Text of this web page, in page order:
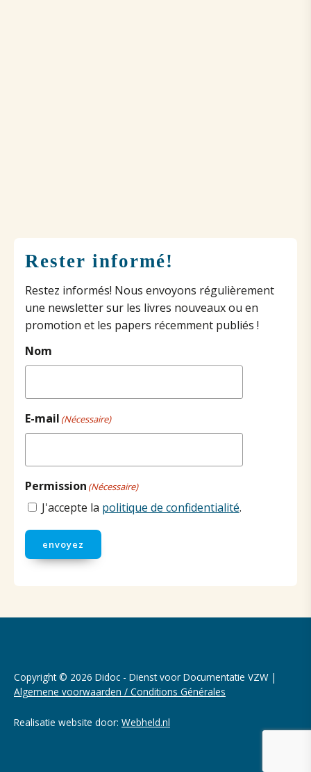
Rester informé!
Restez informés! Nous envoyons régulièrement
une newsletter sur les livres nouveaux ou en
promotion et les papers récemment publiés !
Nom
E-mail (Nécessaire)
Permission (Nécessaire)
J'accepte la politique de confidentialité.
envoyez
Copyright © 2026 Didoc - Dienst voor Documentatie VZW |
Algemene voorwaarden / Conditions Générales
Realisatie website door: Webheld.nl